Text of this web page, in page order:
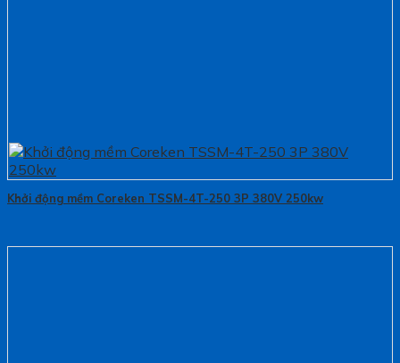
Khởi động mềm Coreken TSSM-4T-250 3P 380V 250kw